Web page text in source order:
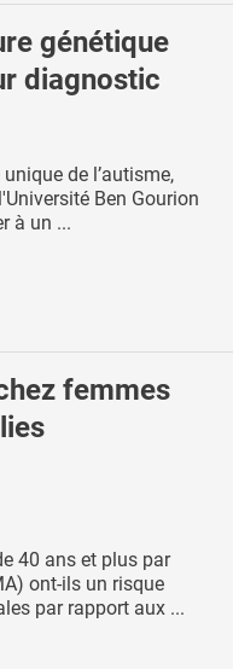
génétique
diagnostic
de l’autisme,
Ben Gourion
à un ...
femmes
40 ans et plus par
ont-ils un risque
par rapport aux ...